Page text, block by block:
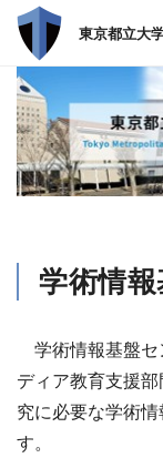
学術情
学術情報基盤セ
ディア教育支援
究に必要な学術
す。
東京都立大